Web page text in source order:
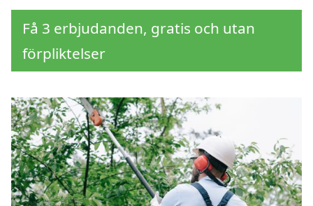
Få 3 erbjudanden, gratis och utan
förpliktelser